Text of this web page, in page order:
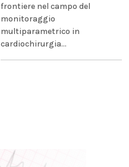
frontiere nel campo del
monitoraggio
multiparametrico in
cardiochirurgia...